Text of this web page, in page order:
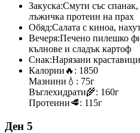
Закуска:Смути със
лъжичка протеин на прах
Обяд:Салата с киноа,
Вечеря:Печено пилешко
кълнове и сладък картоф
Снак:Нарязани
Калории 🔥: 1850
Мазнини 💧: 75г
Въглехидрати🌾: 160г
Протеини🥩: 115г
Ден 5